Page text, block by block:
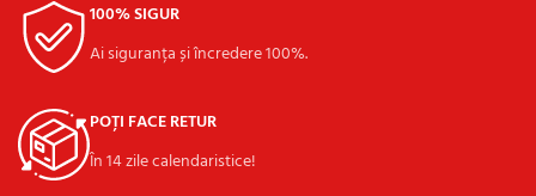
100% SIGUR
Ai siguranța și încredere 100%.
POȚI FACE RETUR
În 14 zile calendaristice!